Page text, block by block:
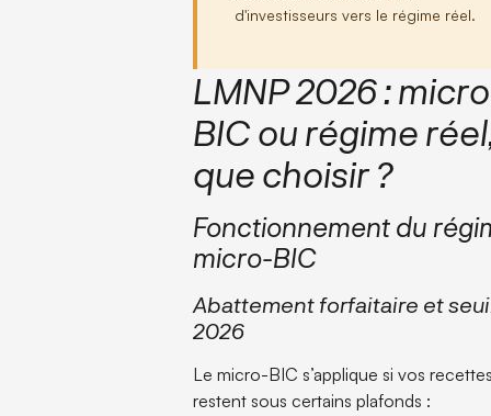
d'investisseurs vers le régime réel.
LMNP 2026 :
BIC ou régime
que choisir ?
Fonctionnement du
micro-BIC
Abattement forfaitaire et
2026
Le micro-BIC s’applique si vos
restent sous certains plafonds :